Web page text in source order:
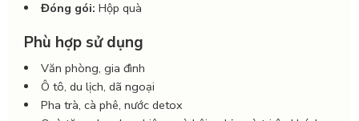
Đóng gói: Hộp quà
Phù hợp sử dụng
Văn phòng, gia đình
Ô tô, du lịch, dã ngoại
Pha trà, cà phê, nước detox